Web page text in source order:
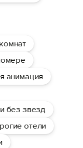
анимация
без звезд
отели